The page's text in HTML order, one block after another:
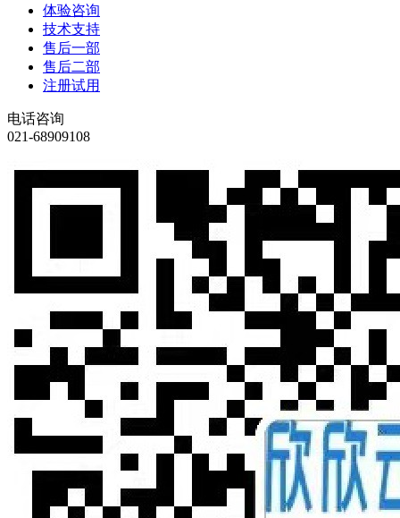
体验咨询
技术支持
售后一部
售后二部
注册试用
电话咨询
021-68909108